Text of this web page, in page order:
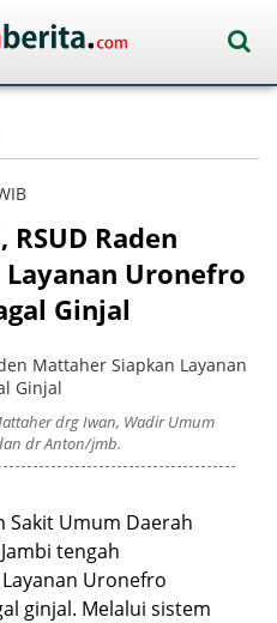
Raden
Uronefro
Ginjal
drg Iwan, Wadir Umum
dr Anton/jmb.
Sakit Umum Daerah
tengah
Uronefro
ginjal. Melalui sistem